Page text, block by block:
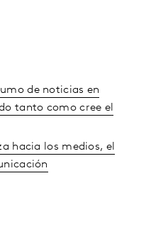
de noticias en
tanto como cree el
hacia los medios, el